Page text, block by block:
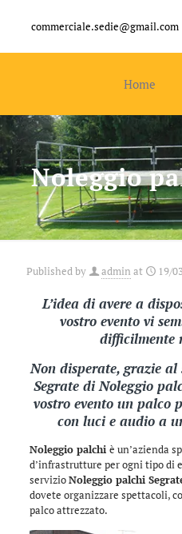
commerciale.sedie@gmail.com
Home
Noleggio
Published by admin at 19/
L’idea di avere a
vostro evento vi
difficilmente
Non disperate, grazie
Segrate diNoleggio
vostro evento un palco
con luci e audio a
Noleggio palchi è un’azienda
d’infrastrutture per ogni tipo di
servizioNoleggio palchi
dovete organizzare spettacoli,
palco attrezzato.